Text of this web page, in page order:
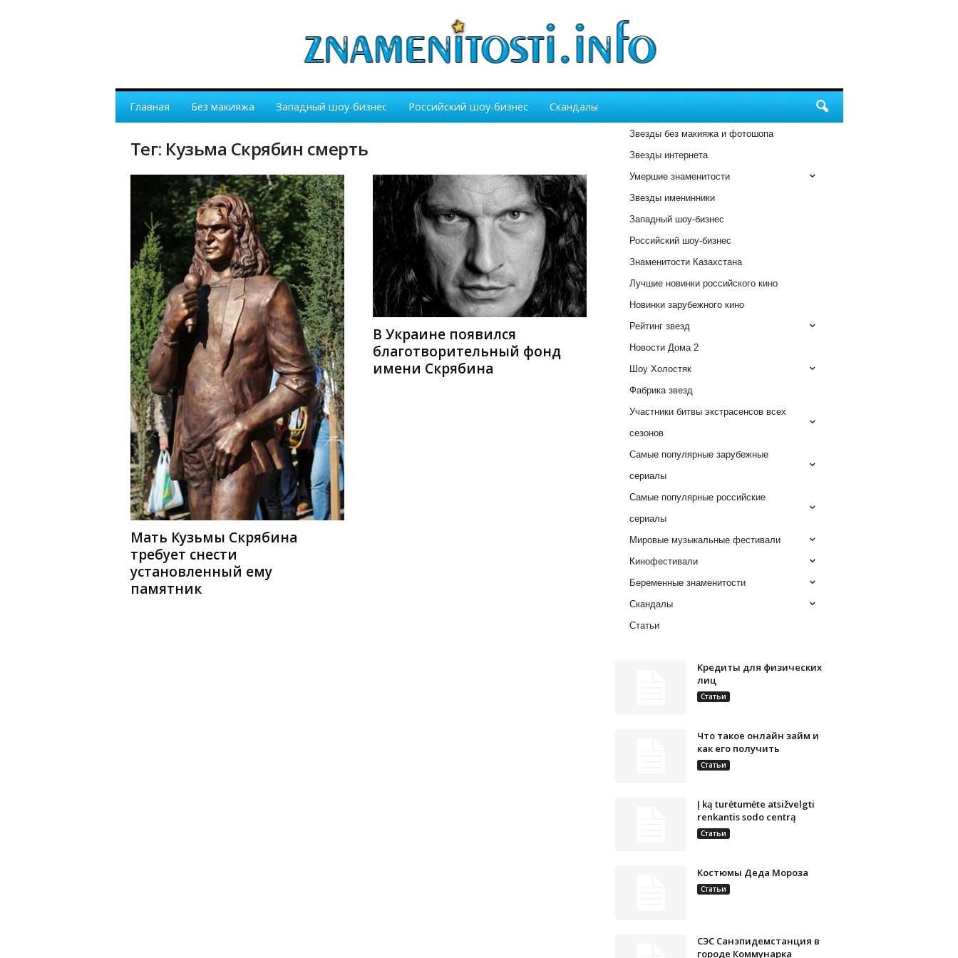
Главная Без макияжа Западный шоу-бизнес Российский шоу-бизнес Скандалы
Тег: Кузьма Скрябин смерть
Мать Кузьмы Скрябина
требует снести
установленный ему
памятник
В Украине появился
благотворительный фонд
имени Скрябина
Звезды без макияжа и фотошопа
Звезды интернета
Умершие знаменитости
Звезды именинники
Западный шоу-бизнес
Российский шоу-бизнес
Знаменитости Казахстана
Лучшие новинки российского кино
Новинки зарубежного кино
Рейтинг звезд
Новости Дома 2
Шоу Холостяк
Фабрика звезд
Участники битвы экстрасенсов всех
сезонов
Самые популярные зарубежные
сериалы
Самые популярные российские
сериалы
Мировые музыкальные фестивали
Кинофестивали
Беременные знаменитости
Скандалы
Статьи
Кредиты для физических
лиц
Статьи
Что такое онлайн займ и
как его получить
Статьи
Į ką turėtumėte atsižvelgti
renkantis sodo centrą
Статьи
Костюмы Деда Мороза
Статьи
СЭС Санэпидемстанция в
городе Коммунарка